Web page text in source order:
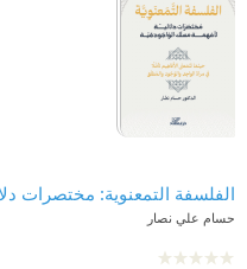
حسام علي نصار